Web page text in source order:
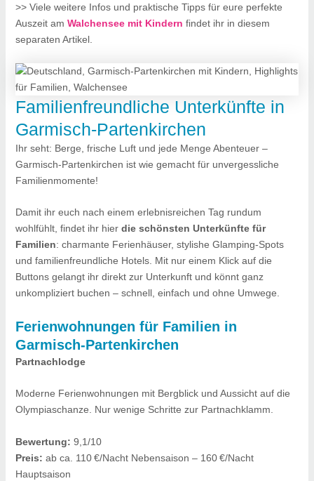
>> Viele weitere Infos und praktische Tipps für eure perfekte
Auszeit am Walchensee mit Kindern findet ihr in diesem
separaten Artikel.
Familienfreundliche Unterkünfte in
Garmisch-Partenkirchen
Ihr seht: Berge, frische Luft und jede Menge Abenteuer –
Garmisch-Partenkirchen ist wie gemacht für unvergessliche
Familienmomente!
Damit ihr euch nach einem erlebnisreichen Tag rundum
wohlfühlt, findet ihr hier die schönsten Unterkünfte für
Familien: charmante Ferienhäuser, stylishe Glamping-Spots
und familienfreundliche Hotels. Mit nur einem Klick auf die
Buttons gelangt ihr direkt zur Unterkunft und könnt ganz
unkompliziert buchen – schnell, einfach und ohne Umwege.
Ferienwohnungen für Familien in
Garmisch-Partenkirchen
Partnachlodge
Moderne Ferienwohnungen mit Bergblick und Aussicht auf die
Olympiaschanze. Nur wenige Schritte zur Partnachklamm.
Bewertung: 9,1/10
Preis: ab ca. 110 €/Nacht Nebensaison – 160 €/Nacht
Hauptsaison